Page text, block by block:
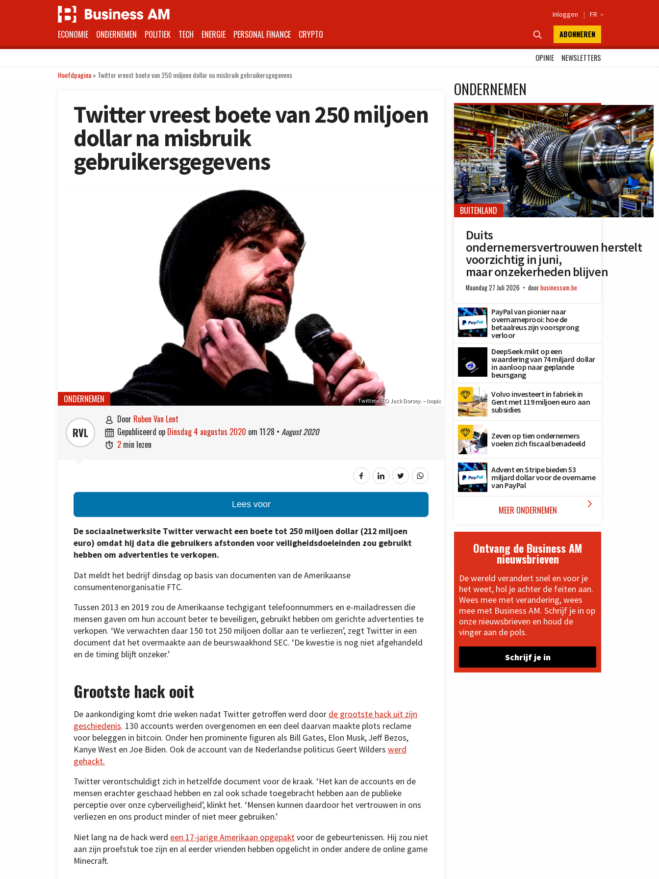
Inloggen | FR 
ECONOMIE ONDERNEMEN POLITIEK TECH ENERGIE PERSONAL FINANCE CRYPTO  ABONNEREN
OPINIE
NEWSLETTERS
Hoofdpagina» Twitter vreest boete van 250 miljoen dollar na misbruik gebruikersgegevens
Twitter vreest boete van 250 miljoen
dollar na misbruik
gebruikersgegevens
Twitter-CEO Jack Dorsey. – Isopix
ONDERNEMEN
RVL
 door Ruben Van Lent
 gepubliceerd op dinsdag 4 augustus 2020 om 11:28 • August 2020
 2 min lezen
Lees voor
De sociaalnetwerksite Twitter verwacht een boete tot 250 miljoen dollar (212 miljoen
euro) omdat hij data die gebruikers afstonden voor veiligheidsdoeleinden zou gebruikt
hebben om advertenties te verkopen.
Dat meldt het bedrijf dinsdag op basis van documenten van de Amerikaanse
consumentenorganisatie FTC.
Tussen 2013 en 2019 zou de Amerikaanse techgigant telefoonnummers en e-mailadressen die
mensen gaven om hun account beter te beveiligen, gebruikt hebben om gerichte advertenties te
verkopen. ‘We verwachten daar 150 tot 250 miljoen dollar aan te verliezen’, zegt Twitter in een
document dat het overmaakte aan de beurswaakhond SEC. ‘De kwestie is nog niet afgehandeld
en de timing blijft onzeker.’
Grootste hack ooit
De aankondiging komt drie weken nadat Twitter getroffen werd door de grootste hack uit zijn
geschiedenis. 130 accounts werden overgenomen en een deel daarvan maakte plots reclame
voor beleggen in bitcoin. Onder hen prominente figuren als Bill Gates, Elon Musk, Jeff Bezos,
Kanye West en Joe Biden. Ook de account van de Nederlandse politicus Geert Wilders werd
gehackt.
Twitter verontschuldigt zich in hetzelfde document voor de kraak. ‘Het kan de accounts en de
mensen erachter geschaad hebben en zal ook schade toegebracht hebben aan de publieke
perceptie over onze cyberveiligheid’, klinkt het. ‘Mensen kunnen daardoor het vertrouwen in ons
verliezen en ons product minder of niet meer gebruiken.’
Niet lang na de hack werd een 17-jarige Amerikaan opgepaktvoor de gebeurtenissen. Hij zou niet
aan zijn proefstuk toe zijn en al eerder vrienden hebben opgelicht in onder andere de online game
Minecraft.
ONDERNEMEN
BUITENLAND
Duits
ondernemersvertrouwen herstelt
voorzichtig in juni,
maar onzekerheden blijven
Maandag 27 Juli 2026 doorbusinessam.be
PayPal van pionier naar
overnameprooi: hoe de
betaalreus zijn voorsprong
verloor
DeepSeek mikt op een
waardering van 74 miljard dollar
in aanloop naar geplande
beursgang
Volvo investeert in fabriek in
Gent met 119 miljoen euro aan
subsidies
Zeven op tien ondernemers
voelen zich fiscaal benadeeld
Advent en Stripe bieden 53
miljard dollar voor de overname
van PayPal
MEER ONDERNEMEN 
Ontvang de Business AM
nieuwsbrieven
De wereld verandert snel en voor je
het weet, hol je achter de feiten aan.
Wees mee met verandering, wees
mee met Business AM. Schrijf je in op
onze nieuwsbrieven en houd de
vinger aan de pols.
Schrijf je in